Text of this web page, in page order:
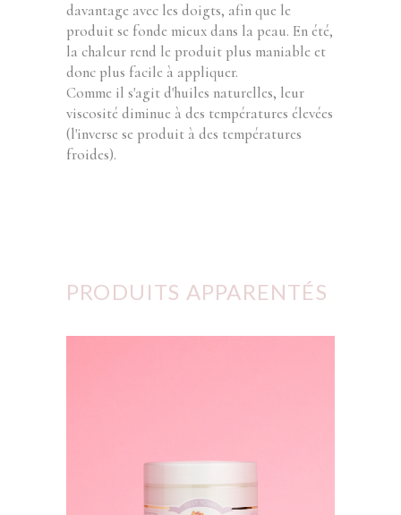
davantage avec les doigts, afin que le
produit se fonde mieux dans la peau. En été,
la chaleur rend le produit plus maniable et
donc plus facile à appliquer.
Comme il s'agit d'huiles naturelles, leur
viscosité diminue à des températures élevées
(l'inverse se produit à des températures
froides).
PRODUITS APPARENTÉS